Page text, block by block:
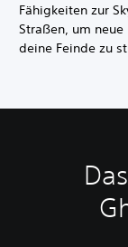
Fähigkeiten zur
Straßen, um
deine Feinde zu